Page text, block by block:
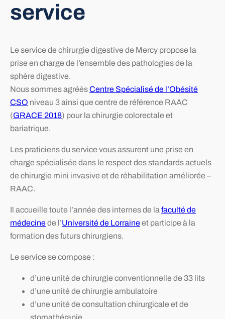
service
Le service de chirurgie digestive de Mercy propose la
prise en charge de l’ensemble des pathologies de la
sphère digestive.
Nous sommes agréésCentre Spécialisé de l’Obésité
CSO niveau 3 ainsi que centre de référence RAAC
(GRACE 2018) pour la chirurgie colorectale et
bariatrique.
Les praticiens du service vous assurent une prise en
charge spécialisée dans le respect des standards actuels
de chirurgie mini invasive et de réhabilitation améliorée –
RAAC.
Il accueille toute l’année des internes de lafaculté de
médecinede l’Université de Lorraineet participe à la
formation des futurs chirurgiens.
Le service se compose :
d’une unité de chirurgie conventionnelle de 33 lits
d’une unité de chirurgie ambulatoire
d’une unité de consultation chirurgicale et de